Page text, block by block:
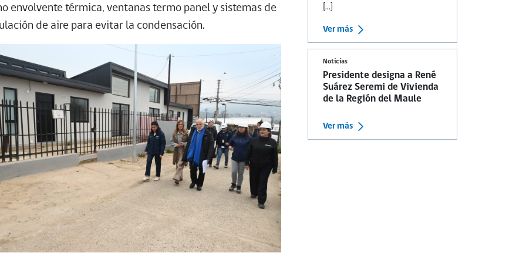
envolvente térmica, ventanas termo panel y sistemas de
de aire para evitar la condensación.
[...]
Ver más
Noticias
Presidente designa a René
Suárez Seremi de Vivienda
de la Región del Maule
Ver más